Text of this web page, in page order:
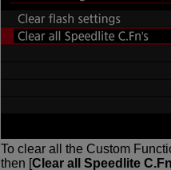
To clear all the Custom
then [Clear all Speedlite